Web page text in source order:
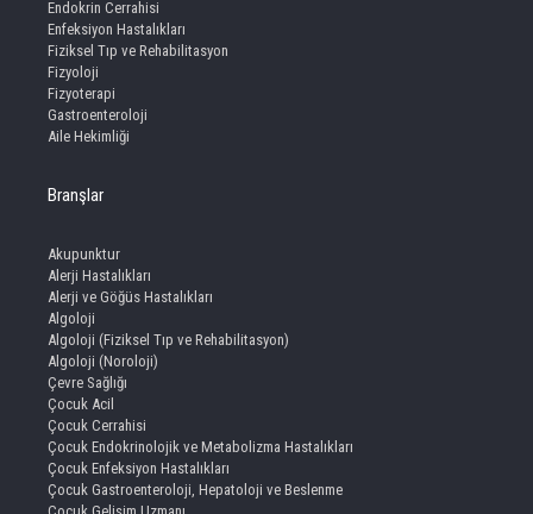
Endokrin Cerrahisi
Enfeksiyon Hastalıkları
Fiziksel Tıp ve Rehabilitasyon
Fizyoloji
Fizyoterapi
Gastroenteroloji
Aile Hekimliği
Branşlar
Akupunktur
Alerji Hastalıkları
Alerji ve Göğüs Hastalıkları
Algoloji
Algoloji (Fiziksel Tıp ve Rehabilitasyon)
Algoloji (Noroloji)
Çevre Sağlığı
Çocuk Acil
Çocuk Cerrahisi
Çocuk Endokrinolojik ve Metabolizma Hastalıkları
Çocuk Enfeksiyon Hastalıkları
Çocuk Gastroenteroloji, Hepatoloji ve Beslenme